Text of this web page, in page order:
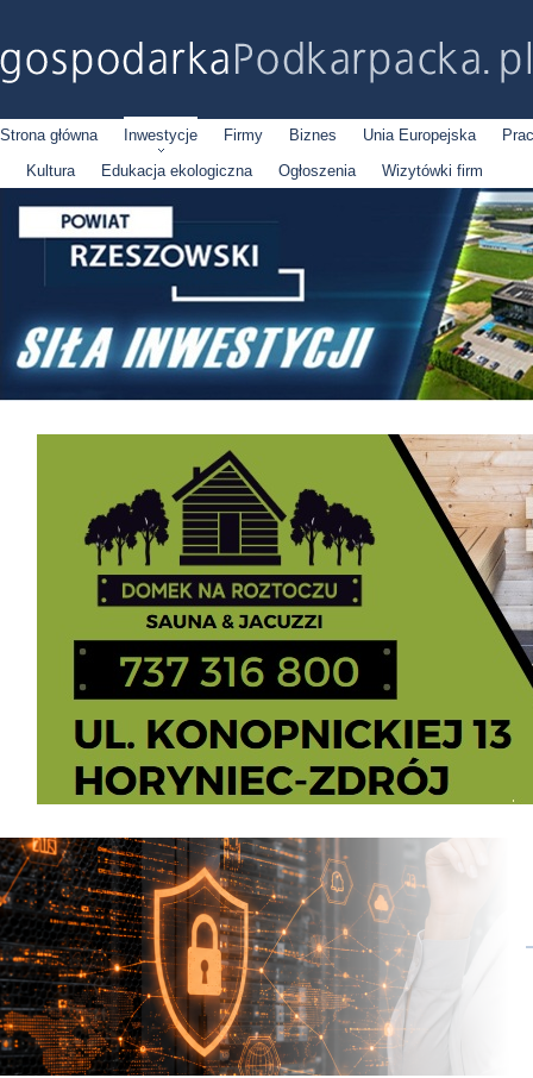
Strona główna Inwestycje Firmy Biznes Unia Europejska
Kultura
Edukacja ekologiczna Ogłoszenia Wizytówki firm